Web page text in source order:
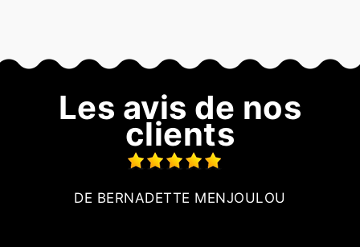
Les avis de nos
clients
DE BERNADETTE MENJOULOU